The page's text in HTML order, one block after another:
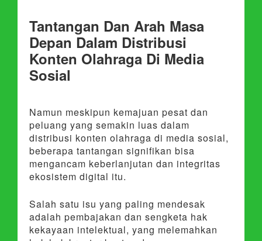
Tantangan Dan Arah Masa
Depan Dalam Distribusi
Konten Olahraga Di Media
Sosial
Namun meskipun kemajuan pesat dan
peluang yang semakin luas dalam
distribusi konten olahraga di media sosial,
beberapa tantangan signifikan bisa
mengancam keberlanjutan dan integritas
ekosistem digital itu.
Salah satu isu yang paling mendesak
adalah pembajakan dan sengketa hak
kekayaan intelektual, yang melemahkan